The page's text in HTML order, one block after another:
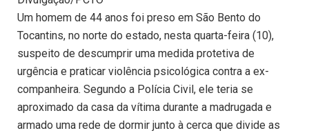
Um homem de 44 anos foi preso em São Bento do
Tocantins, no norte do estado, nesta quarta-feira (10),
suspeito de descumprir uma medida protetiva de
urgência e praticar violência psicológica contra a ex-
companheira. Segundo a Polícia Civil, ele teria se
aproximado da casa da vítima durante a madrugada e
armado uma rede de dormir junto à cerca que divide as